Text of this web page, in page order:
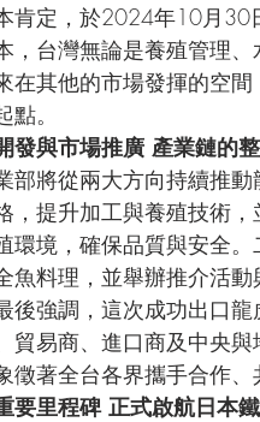
肯定，於2024年10月30
，台灣無論是養殖管理
在其他的市場發揮的空
。
發與市場推廣 產業鏈的
部將從兩大方向持續推
，提升加工與養殖技術
環境，確保品質與安全
魚料理，並舉辦推介活
後強調，這次成功出口
貿易商、進口商及中央
徵著全台各界攜手合作
要里程碑 正式啟航日本